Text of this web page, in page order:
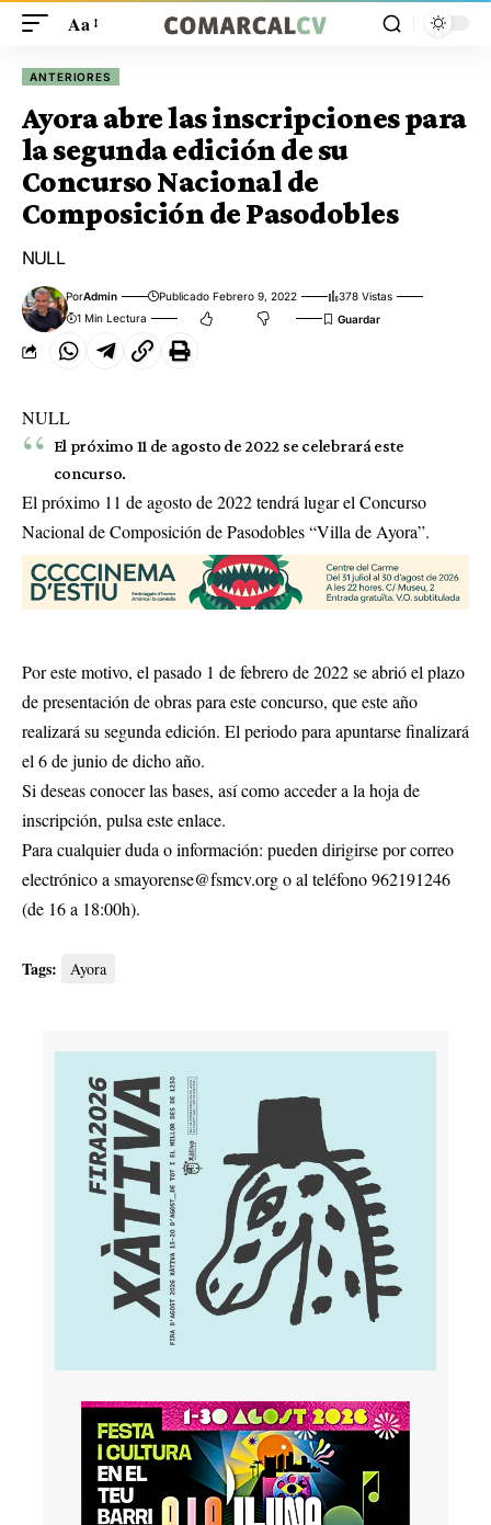
Aa
ANTERIORES
Ayora abre las inscripciones para
la segunda edición de su
Concurso Nacional de
Composición de Pasodobles
NULL
PorAdmin Publicado Febrero 9, 2022
378 Vistas
1 Min Lectura
NULL
El próximo 11 de agosto de 2022 se celebrará este
concurso.
El próximo 11 de agosto de 2022 tendrá lugar el Concurso
Nacional de Composición de Pasodobles “Villa de Ayora”.
Por este motivo, el pasado 1 de febrero de 2022 se abrió el plazo
de presentación de obras para este concurso, que este año
realizará su segunda edición. El periodo para apuntarse finalizará
el 6 de junio de dicho año.
Si deseas conocer las bases, así como acceder a la hoja de
inscripción, pulsaeste enlace.
Para cualquier duda o información: pueden dirigirse por correo
electrónico asmayorense@fsmcv.orgo al teléfono 962191246
(de 16 a 18:00h).
Tags: Ayora